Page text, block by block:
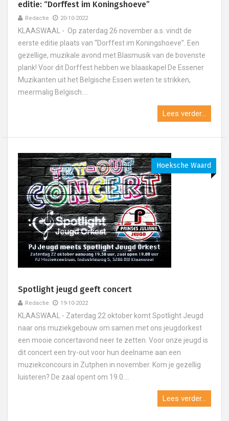
editie: “Dorffest im Koningshoeve”
Redactie 20-10-2022
KLAASWAAL - Op zaterdag 26 november a.s. vindt de
eerste editie plaats van “Dorffest im Koningshoeve”. Een
gezellige, muzikale avond met Blasmusik van de bovenste
plank! Voor dit Dorffest hebben we blaaskapel De Essener
Muzikanten uit het Belgische Essen weten te strikken,
meermalig Belgisch....
Lees verder...
Hoeksche Waard
Spotlight jeugd geeft concert
Redactie 19-10-2022
KLAASWAAL - Zaterdag 22 oktober komt Spotlight Jeugd
naar ons muziekgebouw om samen met ons jeugdorkest
een mooie concertavond neer te zetten. Voor onze jeugd is
dit concert een try-out voor hun deelname aan een
muziekconcours in Zutphen in november. Kom je gezellig
luisteren? De zaal opent om 19.0....
Lees verder...